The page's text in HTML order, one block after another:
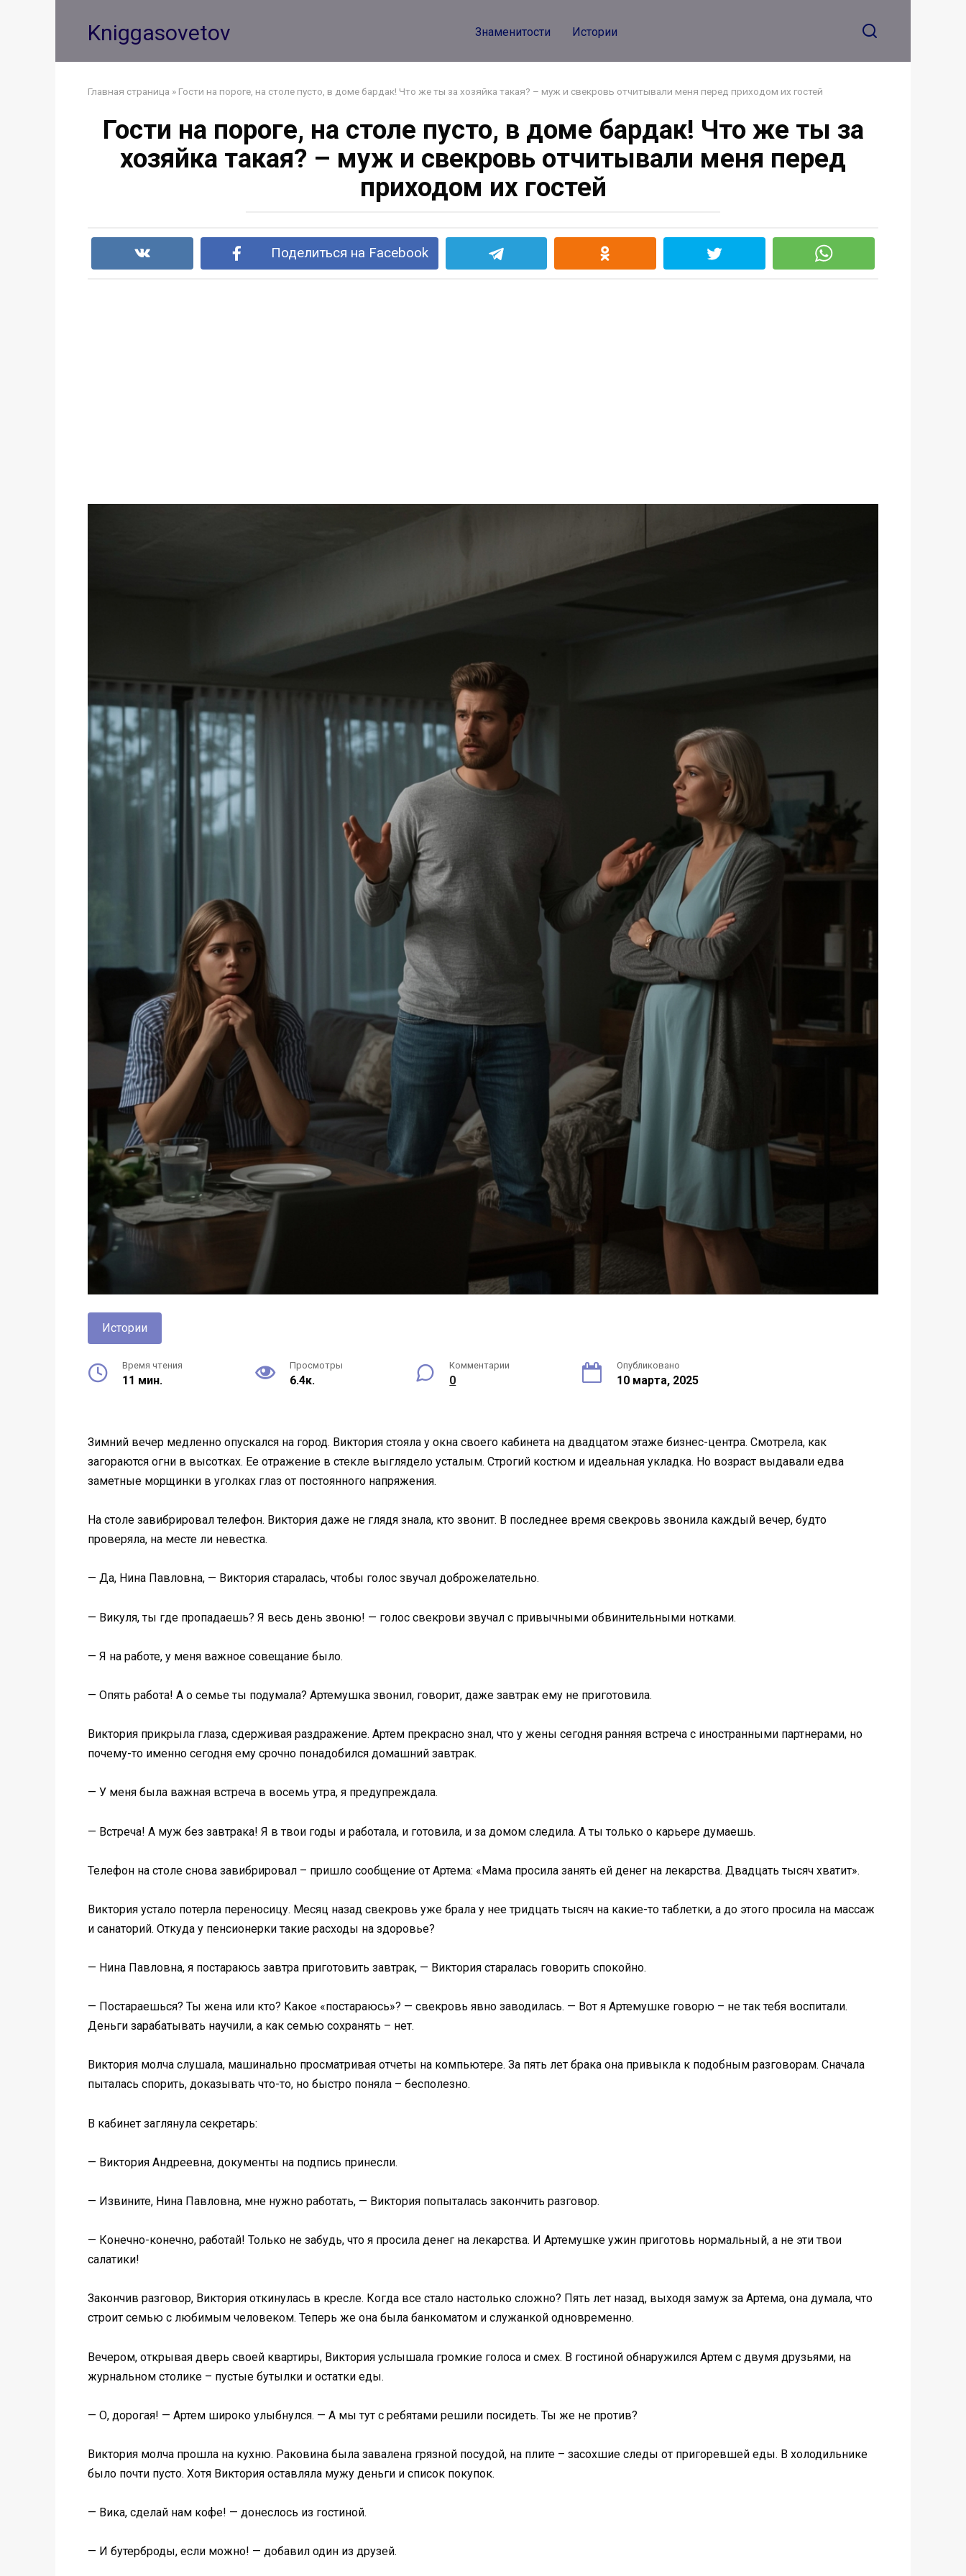
Kniggasovetov Знаменитости Истории
Главная страница » Гости на пороге, на столе пусто, в доме бардак! Что же ты за хозяйка такая? – муж и свекровь отчитывали меня перед приходом их гостей
Гости на пороге, на столе пусто, в доме бардак! Что же ты за
хозяйка такая? – муж и свекровь отчитывали меня перед
приходом их гостей
Поделиться на Facebook
Истории
Время чтения
11 мин.
Просмотры
6.4к.
Комментарии
0
Опубликовано
10 марта, 2025
Зимний вечер медленно опускался на город. Виктория стояла у окна своего кабинета на двадцатом этаже бизнес-центра. Смотрела, как
загораются огни в высотках. Ее отражение в стекле выглядело усталым. Строгий костюм и идеальная укладка. Но возраст выдавали едва
заметные морщинки в уголках глаз от постоянного напряжения.
На столе завибрировал телефон. Виктория даже не глядя знала, кто звонит. В последнее время свекровь звонила каждый вечер, будто
проверяла, на месте ли невестка.
— Да, Нина Павловна, — Виктория старалась, чтобы голос звучал доброжелательно.
— Викуля, ты где пропадаешь? Я весь день звоню! — голос свекрови звучал с привычными обвинительными нотками.
— Я на работе, у меня важное совещание было.
— Опять работа! А о семье ты подумала? Артемушка звонил, говорит, даже завтрак ему не приготовила.
Виктория прикрыла глаза, сдерживая раздражение. Артем прекрасно знал, что у жены сегодня ранняя встреча с иностранными партнерами, но
почему-то именно сегодня ему срочно понадобился домашний завтрак.
— У меня была важная встреча в восемь утра, я предупреждала.
— Встреча! А муж без завтрака! Я в твои годы и работала, и готовила, и за домом следила. А ты только о карьере думаешь.
Телефон на столе снова завибрировал – пришло сообщение от Артема: «Мама просила занять ей денег на лекарства. Двадцать тысяч хватит».
Виктория устало потерла переносицу. Месяц назад свекровь уже брала у нее тридцать тысяч на какие-то таблетки, а до этого просила на массаж
и санаторий. Откуда у пенсионерки такие расходы на здоровье?
— Нина Павловна, я постараюсь завтра приготовить завтрак, — Виктория старалась говорить спокойно.
— Постараешься? Ты жена или кто? Какое «постараюсь»? — свекровь явно заводилась. — Вот я Артемушке говорю – не так тебя воспитали.
Деньги зарабатывать научили, а как семью сохранять – нет.
Виктория молча слушала, машинально просматривая отчеты на компьютере. За пять лет брака она привыкла к подобным разговорам. Сначала
пыталась спорить, доказывать что-то, но быстро поняла – бесполезно.
В кабинет заглянула секретарь:
— Виктория Андреевна, документы на подпись принесли.
— Извините, Нина Павловна, мне нужно работать, — Виктория попыталась закончить разговор.
— Конечно-конечно, работай! Только не забудь, что я просила денег на лекарства. И Артемушке ужин приготовь нормальный, а не эти твои
салатики!
Закончив разговор, Виктория откинулась в кресле. Когда все стало настолько сложно? Пять лет назад, выходя замуж за Артема, она думала, что
строит семью с любимым человеком. Теперь же она была банкоматом и служанкой одновременно.
Вечером, открывая дверь своей квартиры, Виктория услышала громкие голоса и смех. В гостиной обнаружился Артем с двумя друзьями, на
журнальном столике – пустые бутылки и остатки еды.
— О, дорогая! — Артем широко улыбнулся. — А мы тут с ребятами решили посидеть. Ты же не против?
Виктория молча прошла на кухню. Раковина была завалена грязной посудой, на плите – засохшие следы от пригоревшей еды. В холодильнике
было почти пусто. Хотя Виктория оставляла мужу деньги и список покупок.
— Вика, сделай нам кофе! — донеслось из гостиной.
— И бутерброды, если можно! — добавил один из друзей.
собеседование. Его